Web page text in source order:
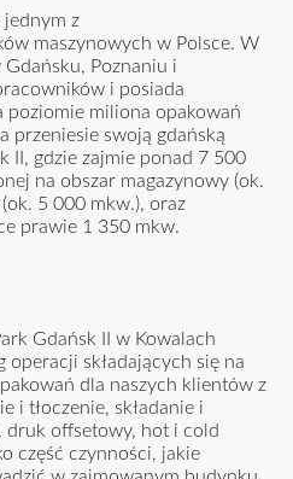
z
maszynowych w Polsce. W
Poznaniu i
i posiada
miliona opakowań
przeniesie swoją gdańską
II, gdzie zajmie ponad 7 500
na obszar magazynowy (ok.
5 000 mkw.), oraz
prawie 1 350 mkw.
Gdańsk II w Kowalach
operacji składających się na
dla naszych klientów z
i tłoczenie, składanie i
druk offsetowy, hot i cold
część czynności, jakie